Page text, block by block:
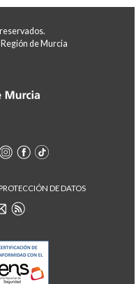
de Murcia
PROTECCIÓN DE DATOS